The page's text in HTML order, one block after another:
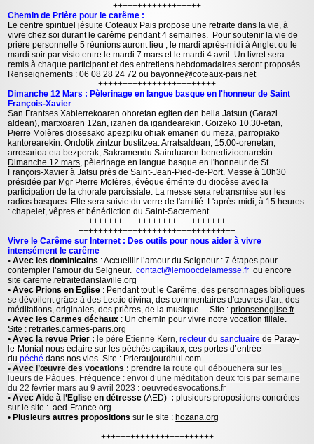
++++++++++++++++++
Chemin de Prière pour le carême :
Le centre spirituel jésuite Coteaux Pais propose une retraite dans la vie, à
vivre chez soi durant le carême pendant 4 semaines. Pour soutenir la vie de
prière personnelle 5 réunions auront lieu , le mardi après-midi à Anglet ou le
mardi soir par visio entre le mardi 7 mars et le mardi 4 avril. Un livret sera
remis à chaque participant et des entretiens hebdomadaires seront proposés.
Renseignements : 06 08 28 24 72 ou bayonne@coteaux-pais.net
++++++++++++++++++++++++
Dimanche 12 Mars : Pèlerinage en langue basque en l'honneur de Saint
François-Xavier
San Frantses Xabierrekoaren ohoretan egiten den beila Jatsun (Garazi
aldean), martxoaren 12an, izanen da igandearekin. Goizeko 10.30-etan,
Pierre Molères diosesako apezpiku ohiak emanen du meza, parropiako
kantorearekin. Ondotik zintzur bustitzea. Arratsaldean, 15.00-orenetan,
arrosarioa eta bezperak, Sakramendu Sainduaren benedizioenarekin.
Dimanche 12 mars , pèlerinage en langue basque en l'honneur de St.
François-Xavier à Jatsu près de Saint-Jean-Pied-de-Port. Messe à 10h30
présidée par Mgr Pierre Molères, évêque émérite du diocèse avec la
participation de la chorale paroissiale. La messe sera retransmise sur les
radios basques. Elle sera suivie du verre de l'amitié. L'après-midi, à 15 heures
: chapelet, vêpres et bénédiction du Saint-Sacrement.
++++++++++++++++++++++++++++++++
++++++++++++++++++++++++++++++++
Vivre le Carême sur Internet : Des outils pour nous aider à vivre
intensément le carême
• Avec les dominicains : Accueillir l’amour du Seigneur : 7 étapes pour
contempler l’amour du Seigneur.contact@lemoocdelamesse.fr ou encore
sitecareme.retraitedanslaville.org
• Avec Prions en Eglise : Pendant tout le Carême, des personnages bibliques
se dévoilent grâce à des Lectio divina, des commentaires d'œuvres d'art, des
méditations, originales, des prières, de la musique… Site :prionseneglise.fr
• Avec les Carmes déchaux : Un chemin pour vivre notre vocation filiale.
Site :retraites.carmes-paris.org
• Avec la revue Prier :le père Etienne Kern ,recteur dusanctuaire de Paray-
le-Monial nous éclaire sur les péchés capitaux, ces portes d’entrée
dupéché dans nos vies. Site : Prieraujourdhui.com
• Avec l’œuvre des vocations :prendre la route qui débouchera sur les
lueurs de Pâques. Fréquence : envoi d’une méditation deux fois par semaine
du 22 février mars au 9 avril 2023 : oeuvredesvocations.fr
• Avec Aide à l’Eglise en détresse(AED) :plusieurs propositions concrètes
sur le site : aed-France.org
•Plusieurs autres propositions sur le site :hozana.org
+++++++++++++++++++++++